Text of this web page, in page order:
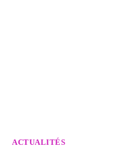
ACTUALITÉS